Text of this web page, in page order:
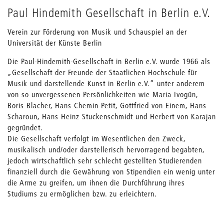
Paul Hindemith Gesellschaft in Berlin e.V.
Verein zur Förderung von Musik und Schauspiel an der
Universität der Künste Berlin
Die Paul-Hindemith-Gesellschaft in Berlin e.V. wurde 1966 als
„Gesellschaft der Freunde der Staatlichen Hochschule für
Musik und darstellende Kunst in Berlin e.V.“ unter anderem
von so unvergessenen Persönlichkeiten wie Maria Ivogün,
Boris Blacher, Hans Chemin-Petit, Gottfried von Einem, Hans
Scharoun, Hans Heinz Stuckenschmidt und Herbert von Karajan
gegründet.
Die Gesellschaft verfolgt im Wesentlichen den Zweck,
musikalisch und/oder darstellerisch hervorragend begabten,
jedoch wirtschaftlich sehr schlecht gestellten Studierenden
finanziell durch die Gewährung von Stipendien ein wenig unter
die Arme zu greifen, um ihnen die Durchführung ihres
Studiums zu ermöglichen bzw. zu erleichtern.